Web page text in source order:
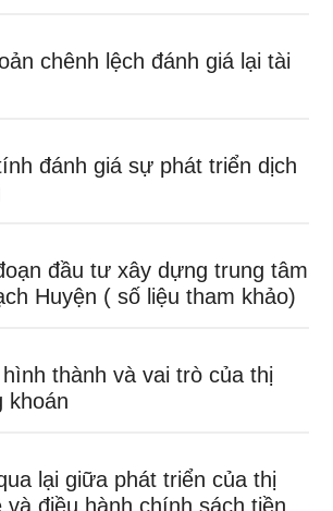
chênh lệch đánh giá lại tài
đánh giá sự phát triển dịch
đầu tư xây dựng trung tâm
Huyện ( số liệu tham khảo)
thành và vai trò của thị
khoán
lại giữa phát triển của thị
điều hành chính sách tiền